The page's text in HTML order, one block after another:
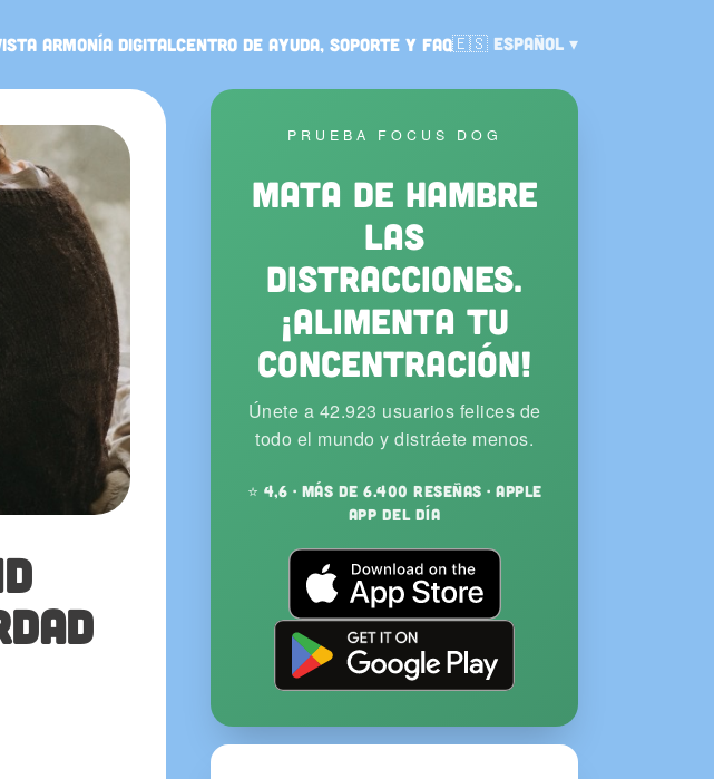
Armonía DigitalCentro de ayuda, soporte y FAQ🇪🇸 Idioma:
Español
PRUEBA FOCUS DOG
Mata de hambre
las
distracciones.
¡Alimenta tu
concentración!
Únete a 42.923 usuarios felices de
todo el mundo y distráete menos.
⭐ 4,6 · más de 6.400 reseñas · Apple
App del Día